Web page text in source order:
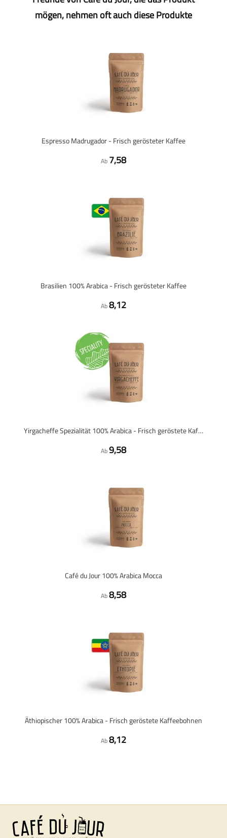
mögen, nehmen oft auch diese Produkte
Espresso Madrugador - Frisch gerösteter Kaffee
Ab 7,58
Brasilien 100% Arabica - Frisch gerösteter Kaffee
Ab8,12
Yirgacheffe Spezialität 100% Arabica - Frisch geröstete Kaffeebohnen
Ab9,58
Café du Jour 100% Arabica Mocca
Ab8,58
Äthiopischer 100% Arabica - Frisch geröstete Kaffeebohnen
Ab8,12